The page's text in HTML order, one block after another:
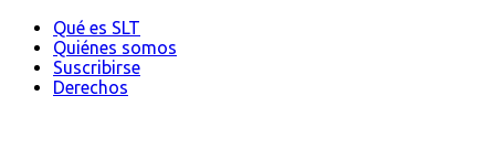
Qué es SLT
Quiénes somos
Suscribirse
Derechos